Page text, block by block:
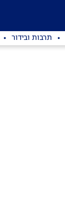
תרבות ובידור